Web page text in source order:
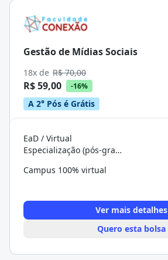
Gestão de Mídias Sociais
18x de R$ 70,00
R$ 59,00 -16%
A 2° Pós é Grátis
EaD / Virtual
Especialização (pós-graduação)
Campus 100% virtual
Ver mais detalhes
Quero esta bolsa